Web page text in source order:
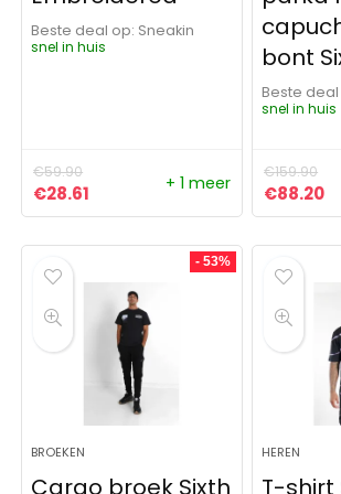
Beste deal op:
Sneakin
snel in huis
€59.90
Oorspronkelijke prijs was: €59.90.
€28.61 Huidige prijs is: €28.61.
+ 1 meer
bont
Beste deal
snel in huis
€159.90
€88.20
- 53%
BROEKEN
Cargo broek Sixth
HEREN
T-shirt